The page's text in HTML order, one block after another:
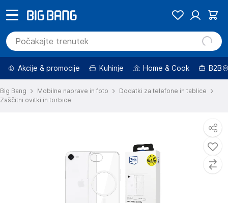
Akcije & promocije Kuhinje Home & Cook B2B
Big Bang Mobilne naprave in foto
Dodatki za telefone in tablice
Zaščitni ovitki in torbice